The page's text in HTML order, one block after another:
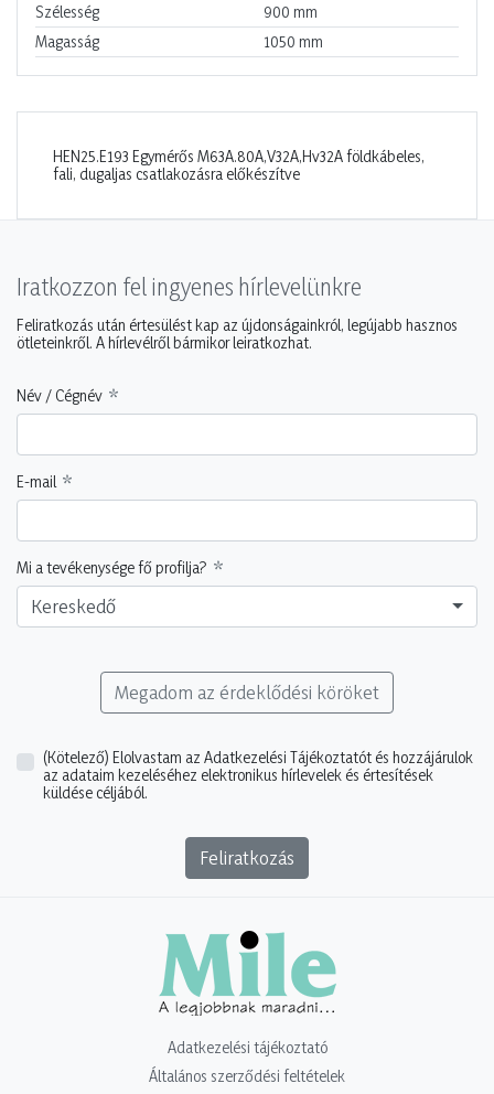
Szélesség
900 mm
Magasság
1050 mm
HEN25.E193 Egymérős M63A.80A,V32A,Hv32A földkábeles,
fali, dugaljas csatlakozásra előkészítve
Iratkozzon fel ingyenes hírlevelünkre
Feliratkozás után értesülést kap az újdonságainkról, legújabb hasznos
ötleteinkről. A hírlevélről bármikor leiratkozhat.
Név / Cégnév
E-mail
Mi a tevékenysége fő profilja?
Kereskedő
Megadom az érdeklődési köröket
(Kötelező) Elolvastam az Adatkezelési Tájékoztatót és hozzájárulok
az adataim kezeléséhez elektronikus hírlevelek és értesítések
küldése céljából.
Feliratkozás
Adatkezelési tájékoztató
Általános szerződési feltételek